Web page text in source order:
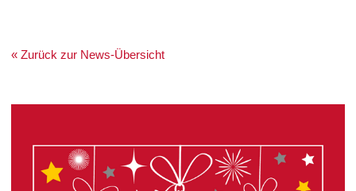
« Zurück zur News-Übersicht